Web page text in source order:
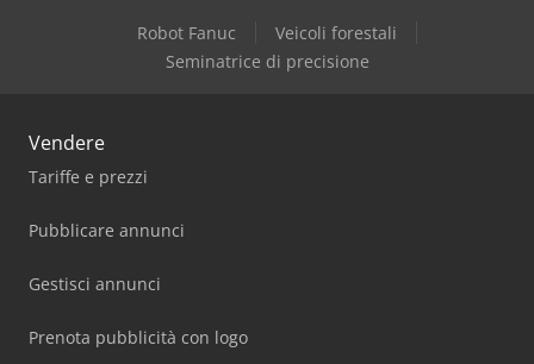
Robot Fanuc
Veicoli forestali
Seminatrice di precisione
Vendere
Tariffe e prezzi
Pubblicare annunci
Gestisci annunci
Prenota pubblicità con logo